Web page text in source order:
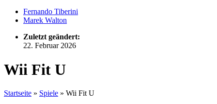
Fernando Tiberini
Marek Walton
Zuletzt geändert:
22. Februar 2026
Wii Fit U
Startseite » Spiele » Wii Fit U